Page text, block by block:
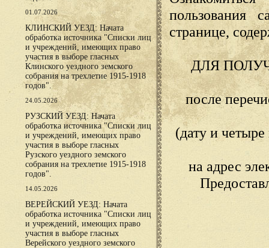
01.07.2026
КЛИНСКИЙ УЕЗД: Начата
обработка источника "Списки лиц
и учреждений, имеющих право
участия в выборе гласных
Клинского уездного земского
собрания на трехлетие 1915-1918
годов".
24.05.2026
РУЗСКИЙ УЕЗД: Начата
обработка источника "Списки лиц
и учреждений, имеющих право
участия в выборе гласных
Рузского уездного земского
собрания на трехлетие 1915-1918
годов".
14.05.2026
ВЕРЕЙСКИЙ УЕЗД: Начата
обработка источника "Списки лиц
и учреждений, имеющих право
участия в выборе гласных
Верейского уездного земского
пользования
странице,
ДЛЯ
после
(дату и
на адрес